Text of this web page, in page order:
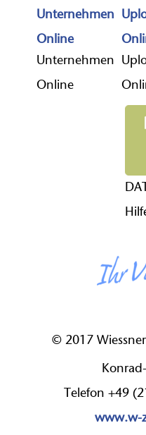
Unternehmen
Online
© 2017
Telefon +49
www.w-